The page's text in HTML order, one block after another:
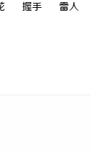
握手 雷人